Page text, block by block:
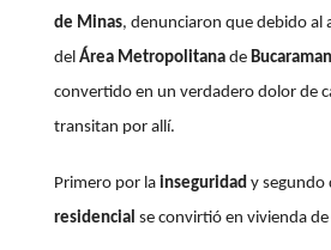
de Minas, denunciaron que debido al
del Área Metropolitanade
convertido en un verdadero dolor de
transitan por allí.
Primero por la inseguridady segundo
residencial se convirtió en vivienda de